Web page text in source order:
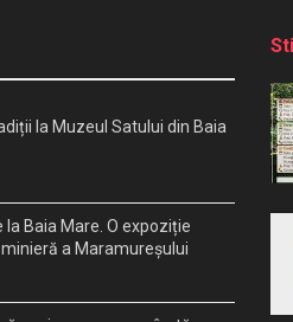
la Muzeul Satului din Baia
la Baia Mare. O expoziție
a Maramureșului